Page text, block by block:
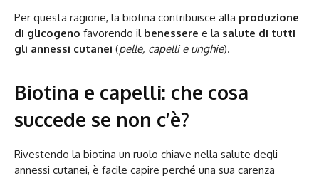
Per questa ragione, la biotina contribuisce alla produzione
di glicogeno favorendo il benessere e la salute di tutti
gli annessi cutanei (pelle, capelli e unghie).
Biotina e capelli: che cosa
succede se non c’è?
Rivestendo la biotina un ruolo chiave nella salute degli
annessi cutanei, è facile capire perché una sua carenza